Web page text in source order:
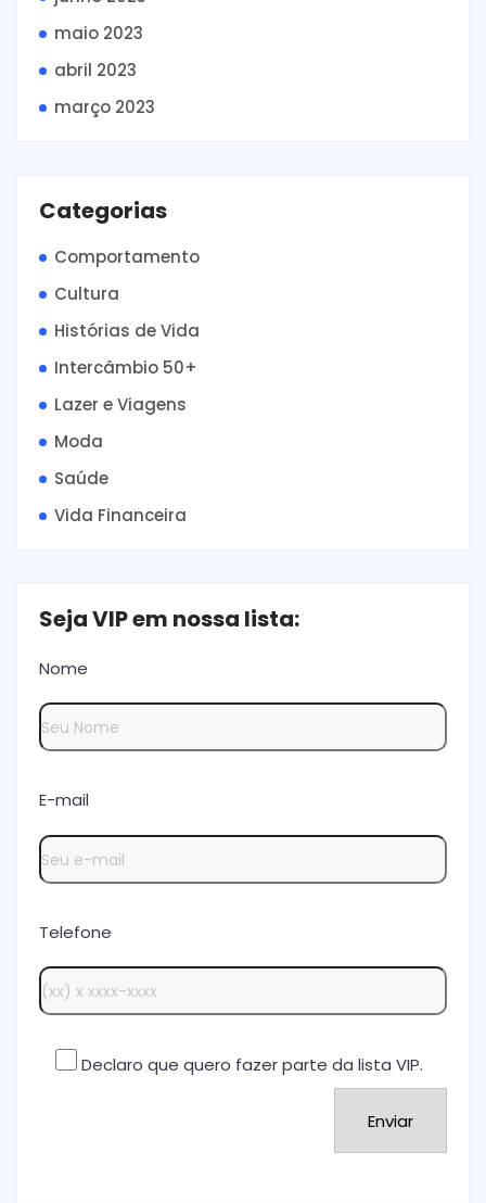
maio 2023
abril 2023
março 2023
Categorias
Comportamento
Cultura
Histórias de Vida
Intercâmbio 50+
Lazer e Viagens
Moda
Saúde
Vida Financeira
Seja VIP em nossa lista:
Nome
E-mail
Telefone
Declaro que quero fazer parte da lista VIP.